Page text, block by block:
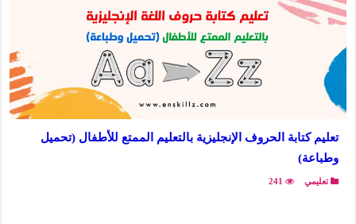
تعليم كتابة الحروف الإنجليزية بالتعليم الممتع للأطفال (تحميل
وطباعة)
تعليمي 241